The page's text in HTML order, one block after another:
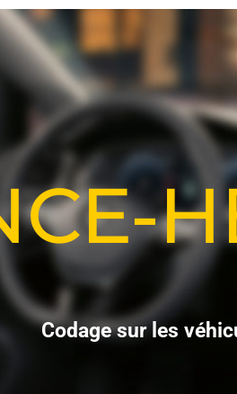
Codage sur les véhic